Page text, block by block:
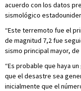
acuerdo con los datos
sismológico
“Este terremoto fue el
de magnitud 7,2 fue
sismo principal mayor, de
“Es probable que haya
que el desastre sea
inicialmente que el